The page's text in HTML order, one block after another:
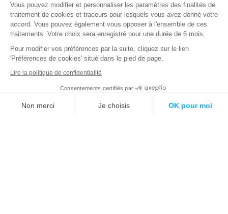
Vous pouvez modifier et personnaliser les paramètres des finalités de
traitement de cookies et traceurs pour lesquels vous avez donné votre
accord. Vous pouvez également vous opposer à l'ensemble de ces
traitements. Votre choix sera enregistré pour une durée de 6 mois.
Pour modifier vos préférences par la suite, cliquez sur le lien
'Préférences de cookies' situé dans le pied de page.
Lire la politique de confidentialité
Consentements certifiés par
Non merci Je choisis OK pour moi
Expertise
Notre raison d’être
Recrutement
Media
À propos d’Advens